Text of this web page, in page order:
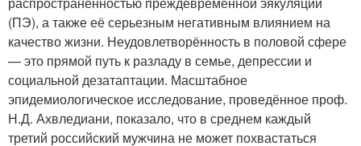
(ПЭ), а также её серьезным негативным влиянием на
качество жизни. Неудовлетворённость в половой сфере
— это прямой путь к разладу в семье, депрессии и
социальной дезатаптации. Масштабное
эпидемиологическое исследование, проведённое проф.
Н.Д. Ахвледиани, показало, что в среднем каждый
третий российский мужчина не может похвастаться